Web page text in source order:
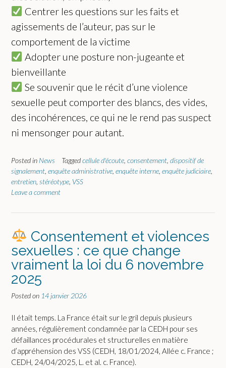
Centrer les questions sur les faits et
agissements de l’auteur, pas sur le
comportement de la victime
Adopter une posture non-jugeante et
bienveillante
Se souvenir que le récit d’une violence
sexuelle peut comporter des blancs, des vides,
des incohérences, ce qui ne le rend pas suspect
ni mensonger pour autant.
Posted in News Taggedcellule d'écoute, consentement, dispositif de
signalement, enquête administrative, enquête interne, enquête judiciaire,
entretien, stéréotype, VSS
Leave a comment
Consentement et violences
sexuelles : ce que change
vraiment la loi du 6 novembre
2025
Posted on 14 janvier 2026
Il était temps. La France était sur le gril depuis plusieurs
années, régulièrement condamnée par la CEDH pour ses
défaillances procédurales et structurelles en matière
d’appréhension des VSS (CEDH, 18/01/2024, Allée c. France ;
CEDH, 24/04/2025, L. et al. c. France).